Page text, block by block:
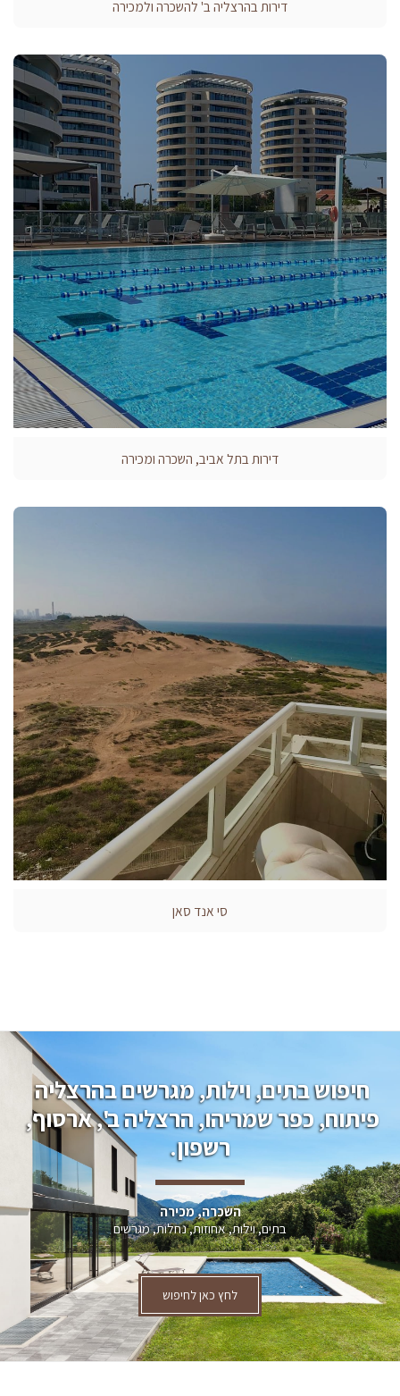
דירות בהרצליה ב' להשכרה ולמכירה
דירות בתל אביב, השכרה ומכירה
סי אנד סאן
חיפוש בתים, וילות, מגרשים בהרצליה
פיתוח, כפר שמריהו, הרצליה ב', ארסוף,
רשפון.
השכרה, מכירה
בתים, וילות, אחוזות, נחלות, מגרשים
לחץ כאן לחיפוש